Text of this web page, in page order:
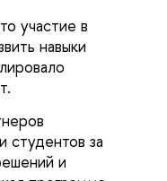
участие в
навыки
студентов за
и